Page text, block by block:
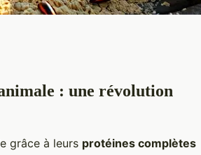
: une révolution
grâce à leurs protéines complètes